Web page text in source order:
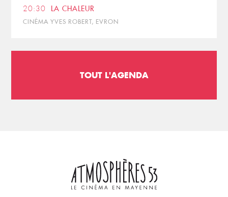
20:30 LA CHALEUR
CINÉMA YVES ROBERT, EVRON
TOUT L'AGENDA